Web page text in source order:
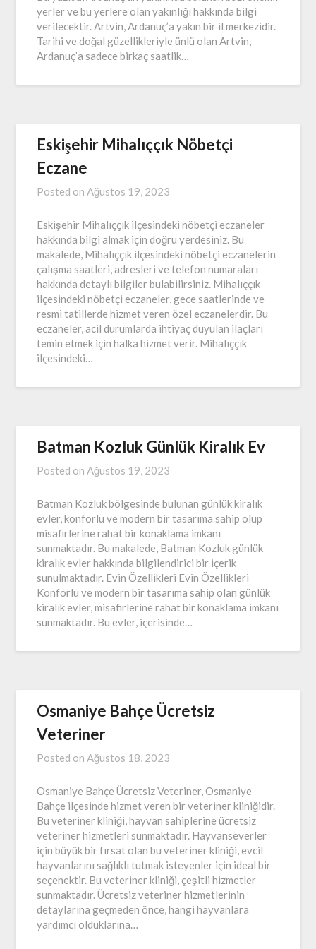
yerler ve bu yerlere olan yakınlığı hakkında bilgi
verilecektir. Artvin, Ardanuç’a yakın bir il merkezidir.
Tarihi ve doğal güzellikleriyle ünlü olan Artvin,
Ardanuç’a sadece birkaç saatlik…
Eskişehir Mihalıççık Nöbetçi
Eczane
Posted onAğustos 19, 2023
Eskişehir Mihalıççık ilçesindeki nöbetçi eczaneler
hakkında bilgi almak için doğru yerdesiniz. Bu
makalede, Mihalıççık ilçesindeki nöbetçi eczanelerin
çalışma saatleri, adresleri ve telefon numaraları
hakkında detaylı bilgiler bulabilirsiniz. Mihalıççık
ilçesindeki nöbetçi eczaneler, gece saatlerinde ve
resmi tatillerde hizmet veren özel eczanelerdir. Bu
eczaneler, acil durumlarda ihtiyaç duyulan ilaçları
temin etmek için halka hizmet verir. Mihalıççık
ilçesindeki…
Batman Kozluk Günlük Kiralık Ev
Posted onAğustos 19, 2023
Batman Kozluk bölgesinde bulunan günlük kiralık
evler, konforlu ve modern bir tasarıma sahip olup
misafirlerine rahat bir konaklama imkanı
sunmaktadır. Bu makalede, Batman Kozluk günlük
kiralık evler hakkında bilgilendirici bir içerik
sunulmaktadır. Evin Özellikleri Evin Özellikleri
Konforlu ve modern bir tasarıma sahip olan günlük
kiralık evler, misafirlerine rahat bir konaklama imkanı
sunmaktadır. Bu evler, içerisinde…
Osmaniye Bahçe Ücretsiz
Veteriner
Posted onAğustos 18, 2023
Osmaniye Bahçe Ücretsiz Veteriner, Osmaniye
Bahçe ilçesinde hizmet veren bir veteriner kliniğidir.
Bu veteriner kliniği, hayvan sahiplerine ücretsiz
veteriner hizmetleri sunmaktadır. Hayvanseverler
için büyük bir fırsat olan bu veteriner kliniği, evcil
hayvanlarını sağlıklı tutmak isteyenler için ideal bir
seçenektir. Bu veteriner kliniği, çeşitli hizmetler
sunmaktadır. Ücretsiz veteriner hizmetlerinin
detaylarına geçmeden önce, hangi hayvanlara
yardımcı olduklarına…